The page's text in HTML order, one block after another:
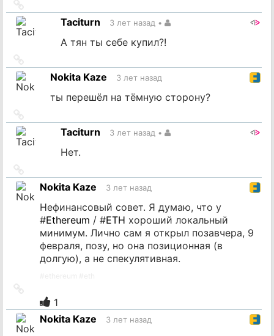
на
источникTaciturn 3 лет назад •
А тян ты себе купил?!
на
источникNokita Kaze 3 лет назад
ты перешёл на тёмную сторону?
на
источникTaciturn 3 лет назад •
Нет.
на
источник
Nokita Kaze 3 лет назад
Нефинансовый совет. Я думаю, что у
#Ethereum / #ETH хороший локальный
минимум. Лично сам я открыл позавчера, 9
февраля, позу, но она позиционная (в
долгую), а не спекулятивная.
источник
1
Nokita Kaze
3 лет назад